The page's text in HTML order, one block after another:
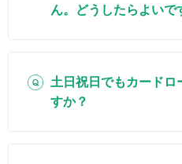
ん。どうしたらよいで
土日祝日でもカードロ
すか？